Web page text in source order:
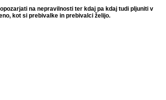
na nepravilnosti ter kdaj pa kdaj tudi pljuniti v
kot si prebivalke in prebivalci želijo.